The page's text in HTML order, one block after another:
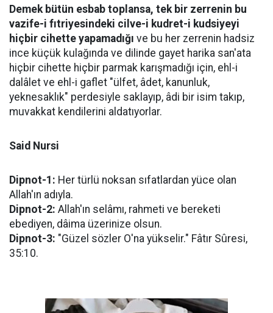
Demek bütün esbab toplansa, tek bir zerrenin bu
vazife-i fıtriyesindeki cilve-i kudret-i kudsiyeyi
hiçbir cihette yapamadığı ve bu her zerrenin hadsiz
ince küçük kulağında ve dilinde gayet harika san'ata
hiçbir cihette hiçbir parmak karışmadığı için, ehl-i
dalâlet ve ehl-i gaflet "ülfet, âdet, kanunluk,
yeknesaklık" perdesiyle saklayıp, âdi bir isim takıp,
muvakkat kendilerini aldatıyorlar.
Said Nursi
Dipnot-1: Her türlü noksan sıfatlardan yüce olan
Allah'ın adıyla.
Dipnot-2: Allah'ın selâmı, rahmeti ve bereketi
ebediyen, dâima üzerinize olsun.
Dipnot-3: "Güzel sözler O'na yükselir." Fâtır Sûresi,
35:10.